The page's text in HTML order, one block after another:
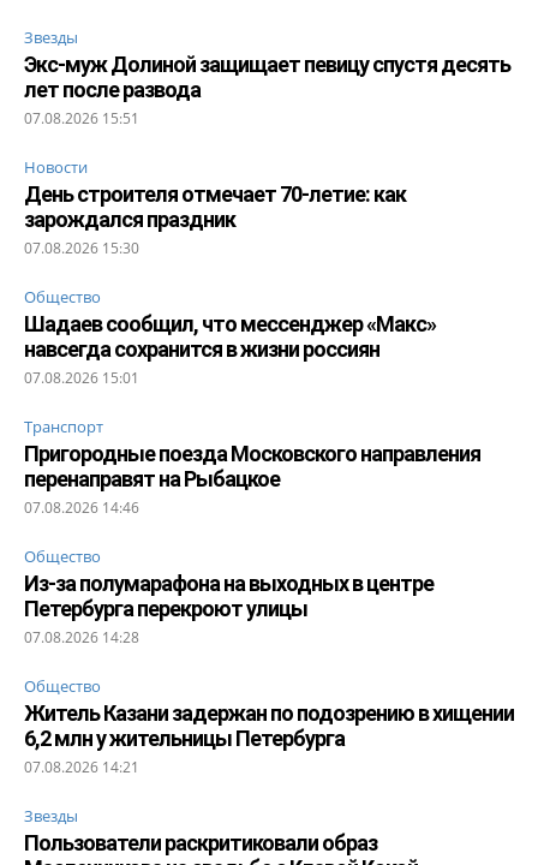
Звезды
Экс-муж Долиной защищает певицу спустя десять
лет после развода
07.08.2026 15:51
Новости
День строителя отмечает 70-летие: как
зарождался праздник
07.08.2026 15:30
Общество
Шадаев сообщил, что мессенджер «Макс»
навсегда сохранится в жизни россиян
07.08.2026 15:01
Транспорт
Пригородные поезда Московского направления
перенаправят на Рыбацкое
07.08.2026 14:46
Общество
Из-за полумарафона на выходных в центре
Петербурга перекроют улицы
07.08.2026 14:28
Общество
Житель Казани задержан по подозрению в хищении
6,2 млн у жительницы Петербурга
07.08.2026 14:21
Звезды
Пользователи раскритиковали образ